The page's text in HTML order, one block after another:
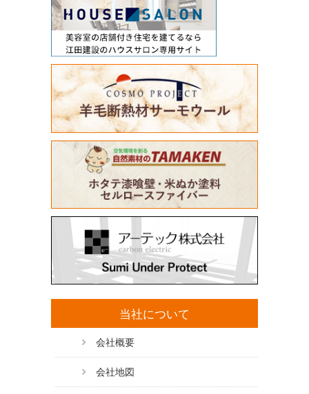
当社について
会社概要
会社地図